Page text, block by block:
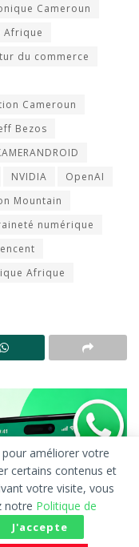
Cameroun
Afrique
du commerce
Cameroun
Bezos
NVIDIA
OpenAI
Mountain
numérique
Afrique
pour améliorer votre
certains contenus et
votre visite, vous
notre Politique de
J'accepte